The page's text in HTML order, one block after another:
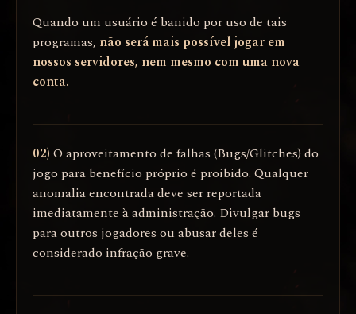
Quando um usuário é banido por uso de tais
programas, não será mais possível jogar em
nossos servidores, nem mesmo com uma nova
conta.
02) O aproveitamento de falhas (Bugs/Glitches) do
jogo para benefício próprio é proibido. Qualquer
anomalia encontrada deve ser reportada
imediatamente à administração. Divulgar bugs
para outros jogadores ou abusar deles é
considerado infração grave.